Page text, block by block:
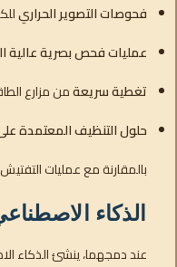
فحوصات التصوير الحراري
عمليات فحص بصرية عالية
تغطية سريعةمن مزارع
حلول التنظيف المعتمدة
بالمقارنة مع عمليات
الذكاء
عند دمجهما، ينشئ الذكاء